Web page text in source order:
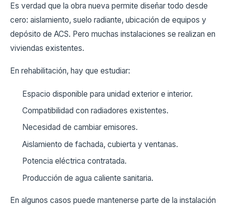
Es verdad que la obra nueva permite diseñar todo desde
cero: aislamiento, suelo radiante, ubicación de equipos y
depósito de ACS. Pero muchas instalaciones se realizan en
viviendas existentes.
En rehabilitación, hay que estudiar:
Espacio disponible para unidad exterior e interior.
Compatibilidad con radiadores existentes.
Necesidad de cambiar emisores.
Aislamiento de fachada, cubierta y ventanas.
Potencia eléctrica contratada.
Producción de agua caliente sanitaria.
En algunos casos puede mantenerse parte de la instalación